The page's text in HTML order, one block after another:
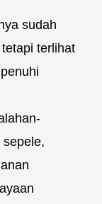
sudah
terlihat
sepele,